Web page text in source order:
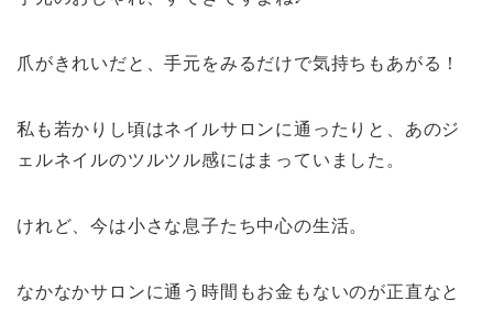
爪がきれいだと、手元をみるだけで気持ちもあがる！
私も若かりし頃はネイルサロンに通ったりと、あのジ
ェルネイルのツルツル感にはまっていました。
けれど、今は小さな息子たち中心の生活。
なかなかサロンに通う時間もお金もないのが正直なと